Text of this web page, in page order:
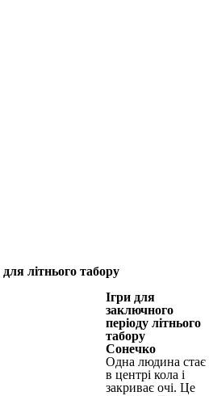
для літнього табору
Ігри для
заключного
періоду літнього
табору
Сонечко
Одна людина стає
в центрі кола і
закриває очі. Це